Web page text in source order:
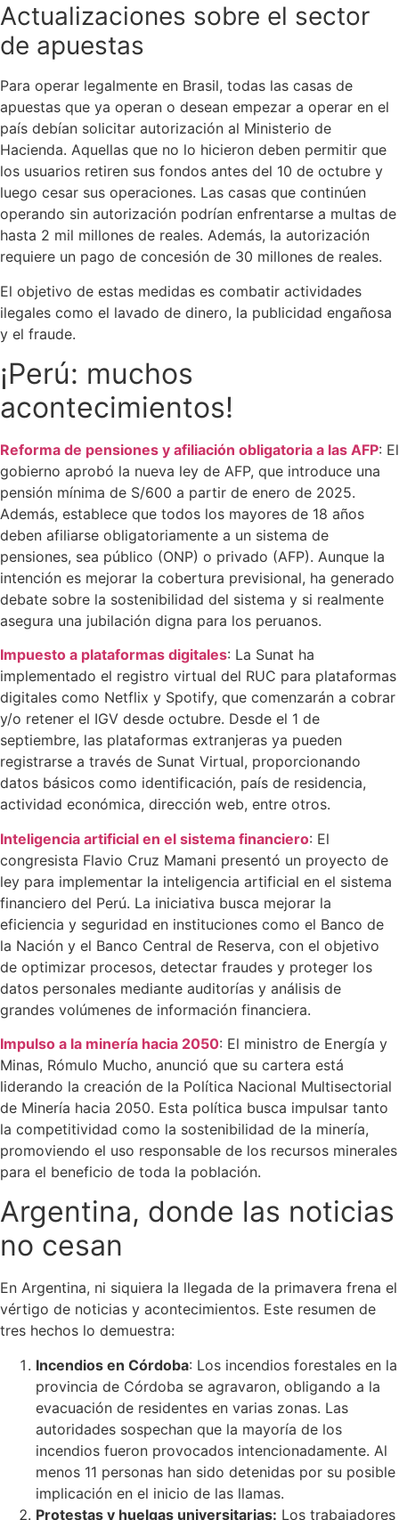
Actualizaciones sobre el sector
de apuestas
Para operar legalmente en Brasil, todas las casas de
apuestas que ya operan o desean empezar a operar en el
país debían solicitar autorización al Ministerio de
Hacienda. Aquellas que no lo hicieron deben permitir que
los usuarios retiren sus fondos antes del 10 de octubre y
luego cesar sus operaciones. Las casas que continúen
operando sin autorización podrían enfrentarse a multas de
hasta 2 mil millones de reales. Además, la autorización
requiere un pago de concesión de 30 millones de reales.
El objetivo de estas medidas es combatir actividades
ilegales como el lavado de dinero, la publicidad engañosa
y el fraude.
¡Perú: muchos
acontecimientos!
Reforma de pensiones y afiliación obligatoria a las AFP: El
gobierno aprobó la nueva ley de AFP, que introduce una
pensión mínima de S/600 a partir de enero de 2025.
Además, establece que todos los mayores de 18 años
deben afiliarse obligatoriamente a un sistema de
pensiones, sea público (ONP) o privado (AFP). Aunque la
intención es mejorar la cobertura previsional, ha generado
debate sobre la sostenibilidad del sistema y si realmente
asegura una jubilación digna para los peruanos.
Impuesto a plataformas digitales: La Sunat ha
implementado el registro virtual del RUC para plataformas
digitales como Netflix y Spotify, que comenzarán a cobrar
y/o retener el IGV desde octubre. Desde el 1 de
septiembre, las plataformas extranjeras ya pueden
registrarse a través de Sunat Virtual, proporcionando
datos básicos como identificación, país de residencia,
actividad económica, dirección web, entre otros.
Inteligencia artificial en el sistema financiero: El
congresista Flavio Cruz Mamani presentó un proyecto de
ley para implementar la inteligencia artificial en el sistema
financiero del Perú. La iniciativa busca mejorar la
eficiencia y seguridad en instituciones como el Banco de
la Nación y el Banco Central de Reserva, con el objetivo
de optimizar procesos, detectar fraudes y proteger los
datos personales mediante auditorías y análisis de
grandes volúmenes de información financiera.
Impulso a la minería hacia 2050: El ministro de Energía y
Minas, Rómulo Mucho, anunció que su cartera está
liderando la creación de la Política Nacional Multisectorial
de Minería hacia 2050. Esta política busca impulsar tanto
la competitividad como la sostenibilidad de la minería,
promoviendo el uso responsable de los recursos minerales
para el beneficio de toda la población.
Argentina, donde las noticias
no cesan
En Argentina, ni siquiera la llegada de la primavera frena el
vértigo de noticias y acontecimientos. Este resumen de
tres hechos lo demuestra:
Incendios en Córdoba: Los incendios forestales en la
provincia de Córdoba se agravaron, obligando a la
evacuación de residentes en varias zonas. Las
autoridades sospechan que la mayoría de los
incendios fueron provocados intencionadamente. Al
menos 11 personas han sido detenidas por su posible
implicación en el inicio de las llamas.
Protestas y huelgas universitarias: Los trabajadores